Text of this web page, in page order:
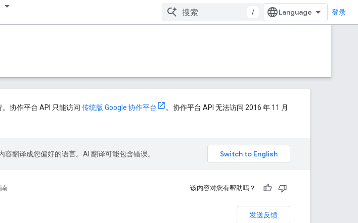
/ 登录
。协作平台 API 只能访问 传统版 Google 协作平台
。协作平台 API 无法访问 2016 年 11 月
容翻译成您偏好的语言。AI 翻译可能包含错误。
该内容对您有帮助吗？
发送反馈